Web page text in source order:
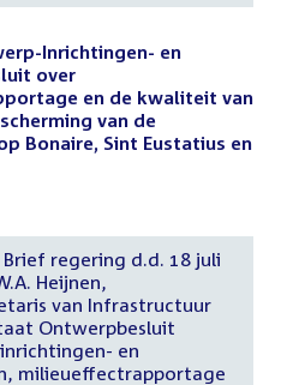
Inrichtingen- en
over
en de kwaliteit van
van de
Bonaire, Sint Eustatius en
regering d.d. 18 juli
Heijnen,
van Infrastructuur
Ontwerpbesluit
en
milieueffectrapportage